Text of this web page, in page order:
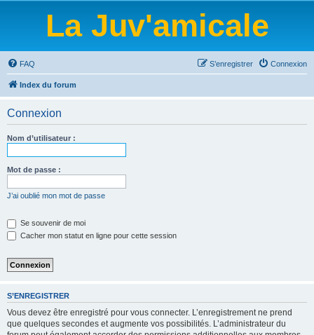
La Juv'amicale
FAQ Connexion
S’enregistrer
Index du forum
Connexion
Nom d’utilisateur :
Mot de passe :
J’ai oublié mon mot de passe
Se souvenir de moi
Cacher mon statut en ligne pour cette session
S’ENREGISTRER
Vous devez être enregistré pour vous connecter. L’enregistrement ne prend
que quelques secondes et augmente vos possibilités. L’administrateur du